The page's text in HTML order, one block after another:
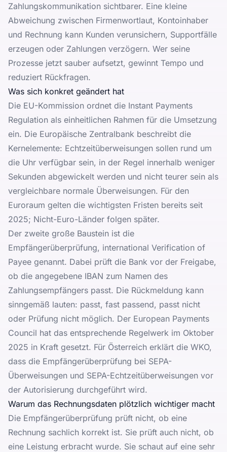
Zahlungskommunikation sichtbarer. Eine kleine
Abweichung zwischen Firmenwortlaut, Kontoinhaber
und Rechnung kann Kunden verunsichern, Supportfälle
erzeugen oder Zahlungen verzögern. Wer seine
Prozesse jetzt sauber aufsetzt, gewinnt Tempo und
reduziert Rückfragen.
Was sich konkret geändert hat
Die EU-Kommission ordnet die Instant Payments
Regulation als einheitlichen Rahmen für die Umsetzung
ein. Die Europäische Zentralbank beschreibt die
Kernelemente: Echtzeitüberweisungen sollen rund um
die Uhr verfügbar sein, in der Regel innerhalb weniger
Sekunden abgewickelt werden und nicht teurer sein als
vergleichbare normale Überweisungen. Für den
Euroraum gelten die wichtigsten Fristen bereits seit
2025; Nicht-Euro-Länder folgen später.
Der zweite große Baustein ist die
Empfängerüberprüfung, international Verification of
Payee genannt. Dabei prüft die Bank vor der Freigabe,
ob die angegebene IBAN zum Namen des
Zahlungsempfängers passt. Die Rückmeldung kann
sinngemäß lauten: passt, fast passend, passt nicht
oder Prüfung nicht möglich. Der European Payments
Council hat das entsprechende Regelwerk im Oktober
2025 in Kraft gesetzt. Für Österreich erklärt die WKO,
dass die Empfängerüberprüfung bei SEPA-
Überweisungen und SEPA-Echtzeitüberweisungen vor
der Autorisierung durchgeführt wird.
Warum das Rechnungsdaten plötzlich wichtiger macht
Die Empfängerüberprüfung prüft nicht, ob eine
Rechnung sachlich korrekt ist. Sie prüft auch nicht, ob
eine Leistung erbracht wurde. Sie schaut auf eine sehr